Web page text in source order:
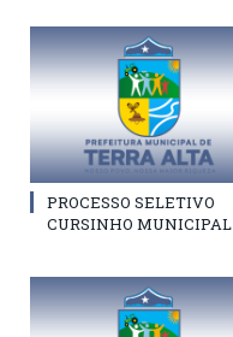
PROCESSO SELETIVO
CURSINHO MUNICIPAL